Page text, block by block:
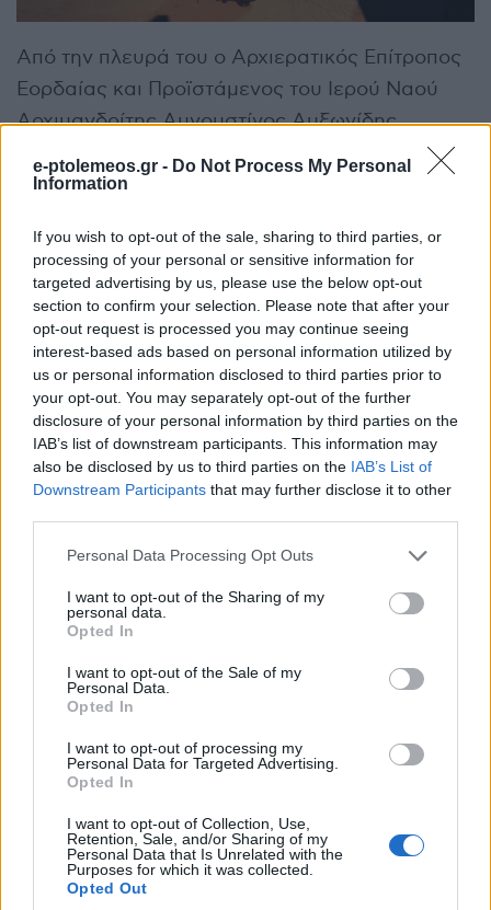
e-ptolemeos.gr - Do Not Process My Personal
Information
If you wish to opt-out of the sale, sharing to third parties, or
processing of your personal or sensitive information for
targeted advertising by us, please use the below opt-out
section to confirm your selection. Please note that after your
opt-out request is processed you may continue seeing
interest-based ads based on personal information utilized by
us or personal information disclosed to third parties prior to
your opt-out. You may separately opt-out of the further
disclosure of your personal information by third parties on the
IAB’s list of downstream participants. This information may
also be disclosed by us to third parties on the IAB’s List of
Downstream Participants that may further disclose it to other
Please note that this website/app uses one or more Google
not limited to your visit or usage behaviour. You may click to
grant or deny consent to Google and its third-party tags to
use your data for below specified purposes in below Google
consent section.
Personal Data Processing Opt Outs
I want to opt-out of the Sharing of my
personal data.
Opted In
I want to opt-out of the Sale of my
Personal Data.
Opted In
I want to opt-out of processing my
Personal Data for Targeted Advertising.
Opted In
I want to opt-out of Collection, Use,
Retention, Sale, and/or Sharing of my
Personal Data that Is Unrelated with the
Purposes for which it was collected.
Opted Out
Από την πλευρά του ο Αρχιερατικός Επίτροπος
Εορδαίας και Προϊστάμενος του Ιερού Ναού
Αρχιμανδρίτης Αυγουστίνος Αυξωνίδης
Κληρικούς, όσο και τον κόσμο της περιοχής, για
Ναού, μιας και φέτος συμπληρώνονται 100
χρόνια από τη Μικρασιατική Καταστροφή και
Επομένως οι φετινές θρησκευτικές
εκδηλώσεις, έχουν ιδιαίτερη σημασία.